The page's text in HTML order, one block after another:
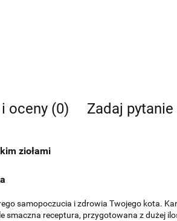
oceny (0) Zadaj pytanie
ziołami
samopoczucia i zdrowia Twojego kota.
receptura, przygotowana z dużej